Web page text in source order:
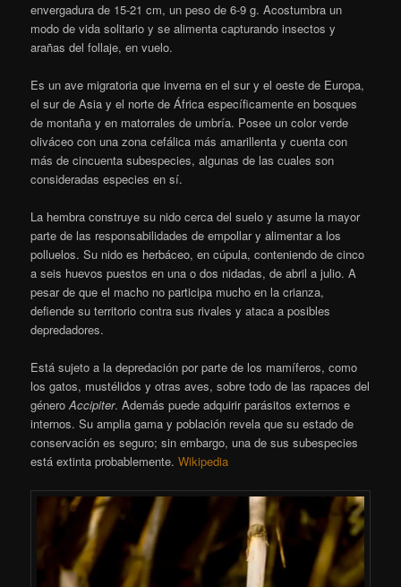
envergadura de 15-21 cm, un peso de 6-9 g. Acostumbra un
modo de vida solitario y se alimenta capturando insectos y
arañas del follaje, en vuelo.
Es un ave migratoria que inverna en el sur y el oeste de Europa,
el sur de Asia y el norte de África específicamente en bosques
de montaña y en matorrales de umbría. ​ Posee un color verde
oliváceo con una zona cefálica más amarillenta y cuenta con
más de cincuenta subespecies, algunas de las cuales son
consideradas especies en sí.
La hembra construye su nido cerca del suelo y asume la mayor
parte de las responsabilidades de empollar y alimentar a los
polluelos. Su nido es herbáceo, en cúpula, conteniendo de cinco
a seis huevos puestos en una o dos nidadas, de abril a julio. A
pesar de que el macho no participa mucho en la crianza,
defiende su territorio contra sus rivales y ataca a posibles
depredadores.
Está sujeto a la depredación por parte de los mamíferos, como
los gatos, mustélidos y otras aves, sobre todo de las rapaces del
géneroAccipiter. Además puede adquirir parásitos externos e
internos. Su amplia gama y población revela que su estado de
conservación es seguro; sin embargo, una de sus subespecies
está extinta probablemente.Wikipedia